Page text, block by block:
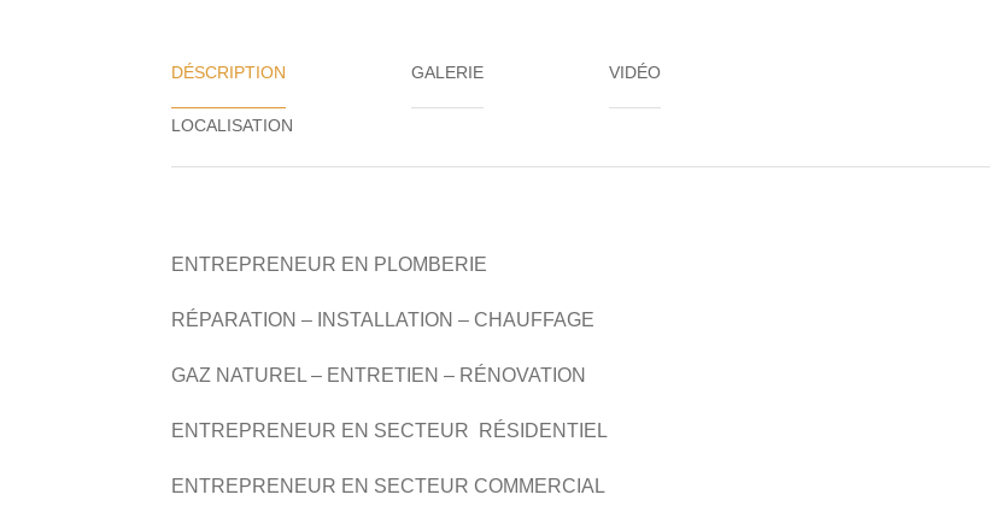
DÉSCRIPTION GALERIE VIDÉO
ENTREPRENEUR EN PLOMBERIE
RÉPARATION – INSTALLATION – CHAUFFAGE
GAZ NATUREL – ENTRETIEN – RÉNOVATION
ENTREPRENEUR EN SECTEUR RÉSIDENTIEL
ENTREPRENEUR EN SECTEUR COMMERCIAL